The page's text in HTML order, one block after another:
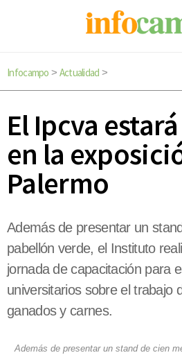
Infocampo > Actualidad >
El Ipcva
en la
Palermo
Además de presentar un
pabellón verde, el Instituto
jornada de capacitación para
universitarios sobre el trabajo
ganados y carnes.
Además de presentar un stand de cien